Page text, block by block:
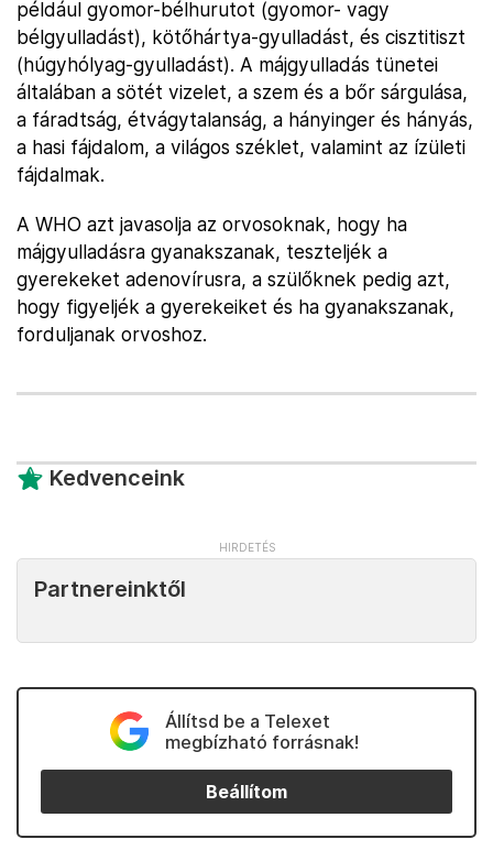
például gyomor-bélhurutot (gyomor- vagy
bélgyulladást), kötőhártya-gyulladást, és cisztitiszt
(húgyhólyag-gyulladást). A májgyulladás tünetei
általában a sötét vizelet, a szem és a bőr sárgulása,
a fáradtság, étvágytalanság, a hányinger és hányás,
a hasi fájdalom, a világos széklet, valamint az ízületi
fájdalmak.
A WHO azt javasolja az orvosoknak, hogy ha
májgyulladásra gyanakszanak, teszteljék a
gyerekeket adenovírusra, a szülőknek pedig azt,
hogy figyeljék a gyerekeiket és ha gyanakszanak,
forduljanak orvoshoz.
Kedvenceink
Partnereinktől
Állítsd be a Telexet
megbízható forrásnak!
Beállítom